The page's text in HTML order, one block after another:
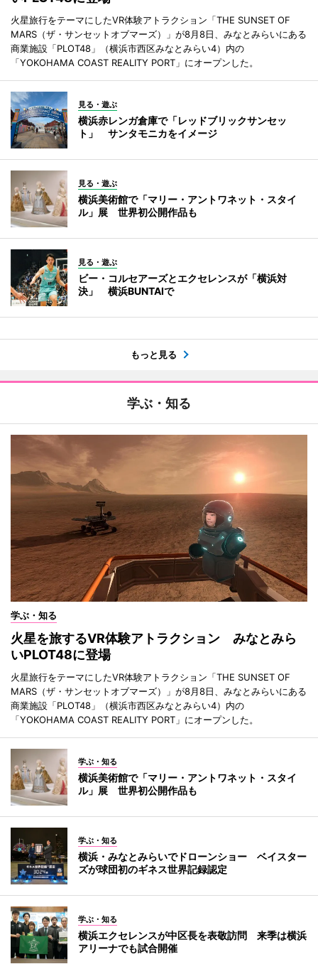
火星旅行をテーマにしたVR体験アトラクション「THE SUNSET OF
MARS（ザ・サンセットオブマーズ）」が8月8日、みなとみらいにある
商業施設「PLOT48」（横浜市西区みなとみらい4）内の
「YOKOHAMA COAST REALITY PORT」にオープンした。
見る・遊ぶ
横浜赤レンガ倉庫で「レッドブリックサンセッ
ト」 サンタモニカをイメージ
見る・遊ぶ
横浜美術館で「マリー・アントワネット・スタイ
ル」展 世界初公開作品も
見る・遊ぶ
ビー・コルセアーズとエクセレンスが「横浜対
決」 横浜BUNTAIで
もっと見る
学ぶ・知る
学ぶ・知る
火星を旅するVR体験アトラクション みなとみら
いPLOT48に登場
火星旅行をテーマにしたVR体験アトラクション「THE SUNSET OF
MARS（ザ・サンセットオブマーズ）」が8月8日、みなとみらいにある
商業施設「PLOT48」（横浜市西区みなとみらい4）内の
「YOKOHAMA COAST REALITY PORT」にオープンした。
学ぶ・知る
横浜美術館で「マリー・アントワネット・スタイ
ル」展 世界初公開作品も
学ぶ・知る
横浜・みなとみらいでドローンショー ベイスター
ズが球団初のギネス世界記録認定
学ぶ・知る
横浜エクセレンスが中区長を表敬訪問 来季は横浜
アリーナでも試合開催